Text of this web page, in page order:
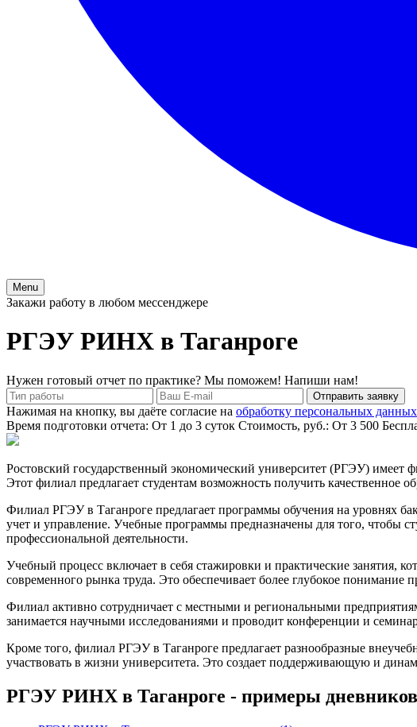
Menu
Закажи работу в любом мессенджере
РГЭУ РИНХ в Таганроге
Нужен готовый отчет по практике? Мы поможем! Напиши нам!
Отправить заявку
Нажимая на кнопку, вы даёте согласие на обработку персональных данных
Время подготовки отчета: От 1 до 3 суток Стоимость, руб.: От 3 500
Ростовский государственный экономический университет (РГЭУ) имеет
Этот филиал предлагает студентам возможность получить качественное
Филиал РГЭУ в Таганроге предлагает программы обучения на уровнях
учет и управление. Учебные программы предназначены для того, чтобы
профессиональной деятельности.
Учебный процесс включает в себя стажировки и практические занятия,
современного рынка труда. Это обеспечивает более глубокое
Филиал активно сотрудничает с местными и региональными
занимается научными исследованиями и проводит конференции и
Кроме того, филиал РГЭУ в Таганроге предлагает разнообразные
участвовать в жизни университета. Это создает поддерживающую и
РГЭУ РИНХ в Таганроге - примеры